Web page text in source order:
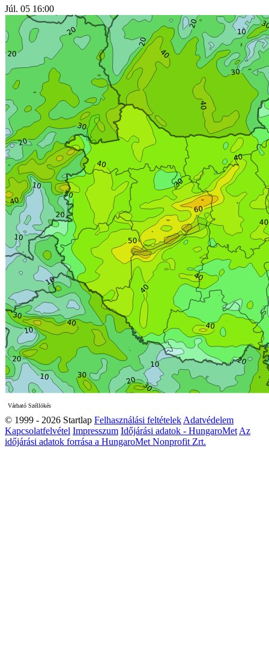
Júl. 05 16:00
Várható Széllökés
© 1999 - 2026 Startlap Felhasználási feltételekAdatvédelem
Kapcsolatfelvétel Impresszum Időjárási adatok - HungaroMetAz
időjárási adatok forrása a HungaroMet Nonprofit Zrt.